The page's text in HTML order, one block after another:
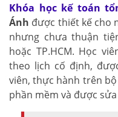
Khóa học kế toán
Ánh được thiết kế cho
nhưng chưa thuận
hoặc TP.HCM. Học
theo lịch cố định,
viên, thực hành trên
phần mềm và được